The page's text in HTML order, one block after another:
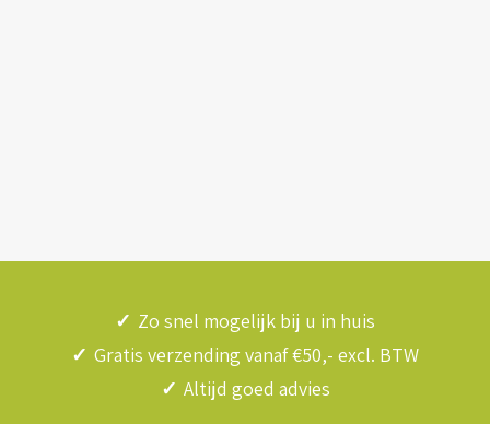
✓ Zo snel mogelijk bij u in huis
✓ Gratis verzending vanaf €50,- excl. BTW
✓ Altijd goed advies